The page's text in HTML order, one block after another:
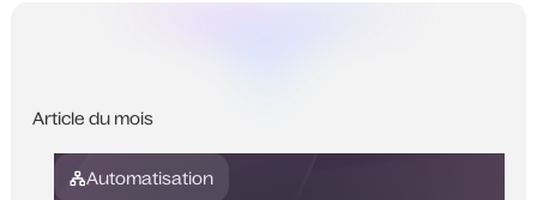
Article du mois
Automatisation